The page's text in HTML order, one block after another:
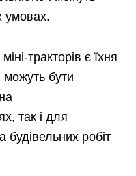
умовах.
тракторів є їхня
можуть бути
так і для
будівельних робіт